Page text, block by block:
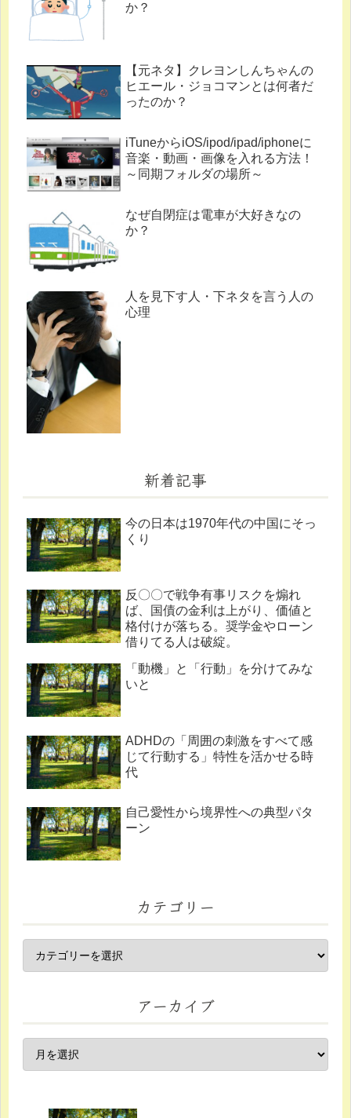
か？
【元ネタ】クレヨンしんちゃんの
ヒエール・ジョコマンとは何者だ
ったのか？
iTuneからiOS/ipod/ipad/iphoneに
音楽・動画・画像を入れる方法！
～同期フォルダの場所～
なぜ自閉症は電車が大好きなの
か？
人を見下す人・下ネタを言う人の
心理
新着記事
今の日本は1970年代の中国にそっ
くり
反〇〇で戦争有事リスクを煽れ
ば、国債の金利は上がり、価値と
格付けが落ちる。奨学金やローン
借りてる人は破綻。
「動機」と「行動」を分けてみな
いと
ADHDの「周囲の刺激をすべて感
じて行動する」特性を活かせる時
代
自己愛性から境界性への典型パタ
ーン
カテゴリー
アーカイブ